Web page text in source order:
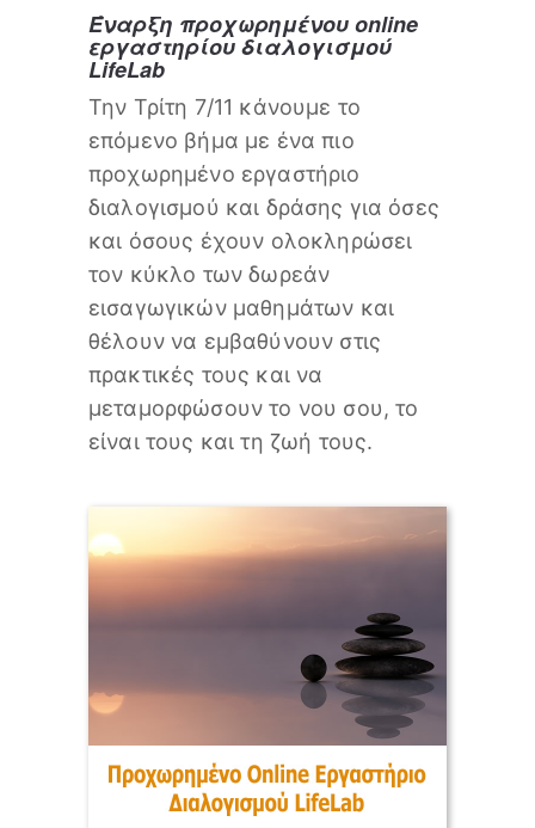
Έναρξη προχωρημένου online
εργαστηρίου διαλογισμού
LifeLab
Την Τρίτη 7/11 κάνουμε το
επόμενο βήμα με ένα πιο
προχωρημένο εργαστήριο
διαλογισμού και δράσης για όσες
και όσους έχουν ολοκληρώσει
τον κύκλο των δωρεάν
εισαγωγικών μαθημάτων και
θέλουν να εμβαθύνουν στις
πρακτικές τους και να
μεταμορφώσουν το νου σου, το
είναι τους και τη ζωή τους.